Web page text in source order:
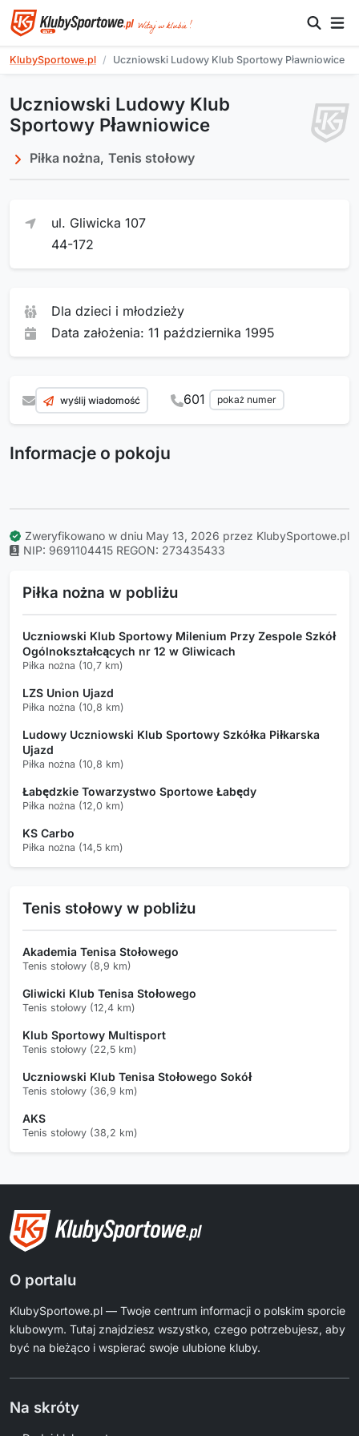
KlubySportowe.pl Uczniowski Ludowy Klub Sportowy Pławniowice
Uczniowski Ludowy Klub
Sportowy Pławniowice
Piłka nożna, Tenis stołowy
ul. Gliwicka 107
44-172
Dla dzieci i młodzieży
Data założenia: 11 października 1995
wyślij wiadomość 601 pokaż numer
Informacje o pokoju
Zweryfikowano w dniu May 13, 2026 przez KlubySportowe.pl
NIP: 9691104415 REGON: 273435433
Piłka nożna w pobliżu
Uczniowski Klub Sportowy Milenium Przy Zespole Szkół
Ogólnokształcących nr 12 w Gliwicach
Piłka nożna (10,7 km)
LZS Union Ujazd
Piłka nożna (10,8 km)
Ludowy Uczniowski Klub Sportowy Szkółka Piłkarska
Ujazd
Piłka nożna (10,8 km)
Łabędzkie Towarzystwo Sportowe Łabędy
Piłka nożna (12,0 km)
KS Carbo
Piłka nożna (14,5 km)
Tenis stołowy w pobliżu
Akademia Tenisa Stołowego
Tenis stołowy (8,9 km)
Gliwicki Klub Tenisa Stołowego
Tenis stołowy (12,4 km)
Klub Sportowy Multisport
Tenis stołowy (22,5 km)
Uczniowski Klub Tenisa Stołowego Sokół
Tenis stołowy (36,9 km)
AKS
Tenis stołowy (38,2 km)
O portalu
KlubySportowe.pl — Twoje centrum informacji o polskim sporcie
klubowym. Tutaj znajdziesz wszystko, czego potrzebujesz, aby
być na bieżąco i wspierać swoje ulubione kluby.
Na skróty